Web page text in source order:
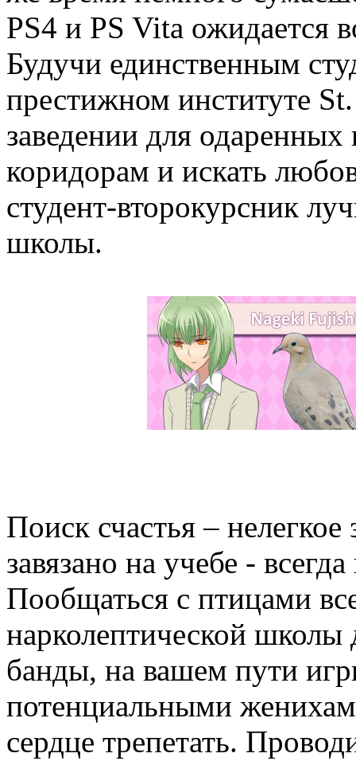
PS4 и PS Vita ожидается
Будучи единственным
престижном институте
заведении для
коридорам и искать
студент-второкурсник
школы.
Поиск счастья – нелегкое
завязано на учебе -
Пообщаться с птицами
нарколептической школы
банды, на вашем пути
потенциальными
сердце трепетать.